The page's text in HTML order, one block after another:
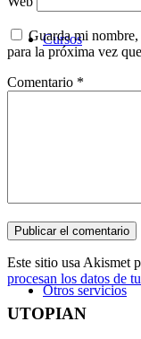
Cursos
Música
Otros servicios
Guarda mi
para la próxima vez
Comentario *
Este sitio usa Akismet
procesan los datos de
UTOPIAN